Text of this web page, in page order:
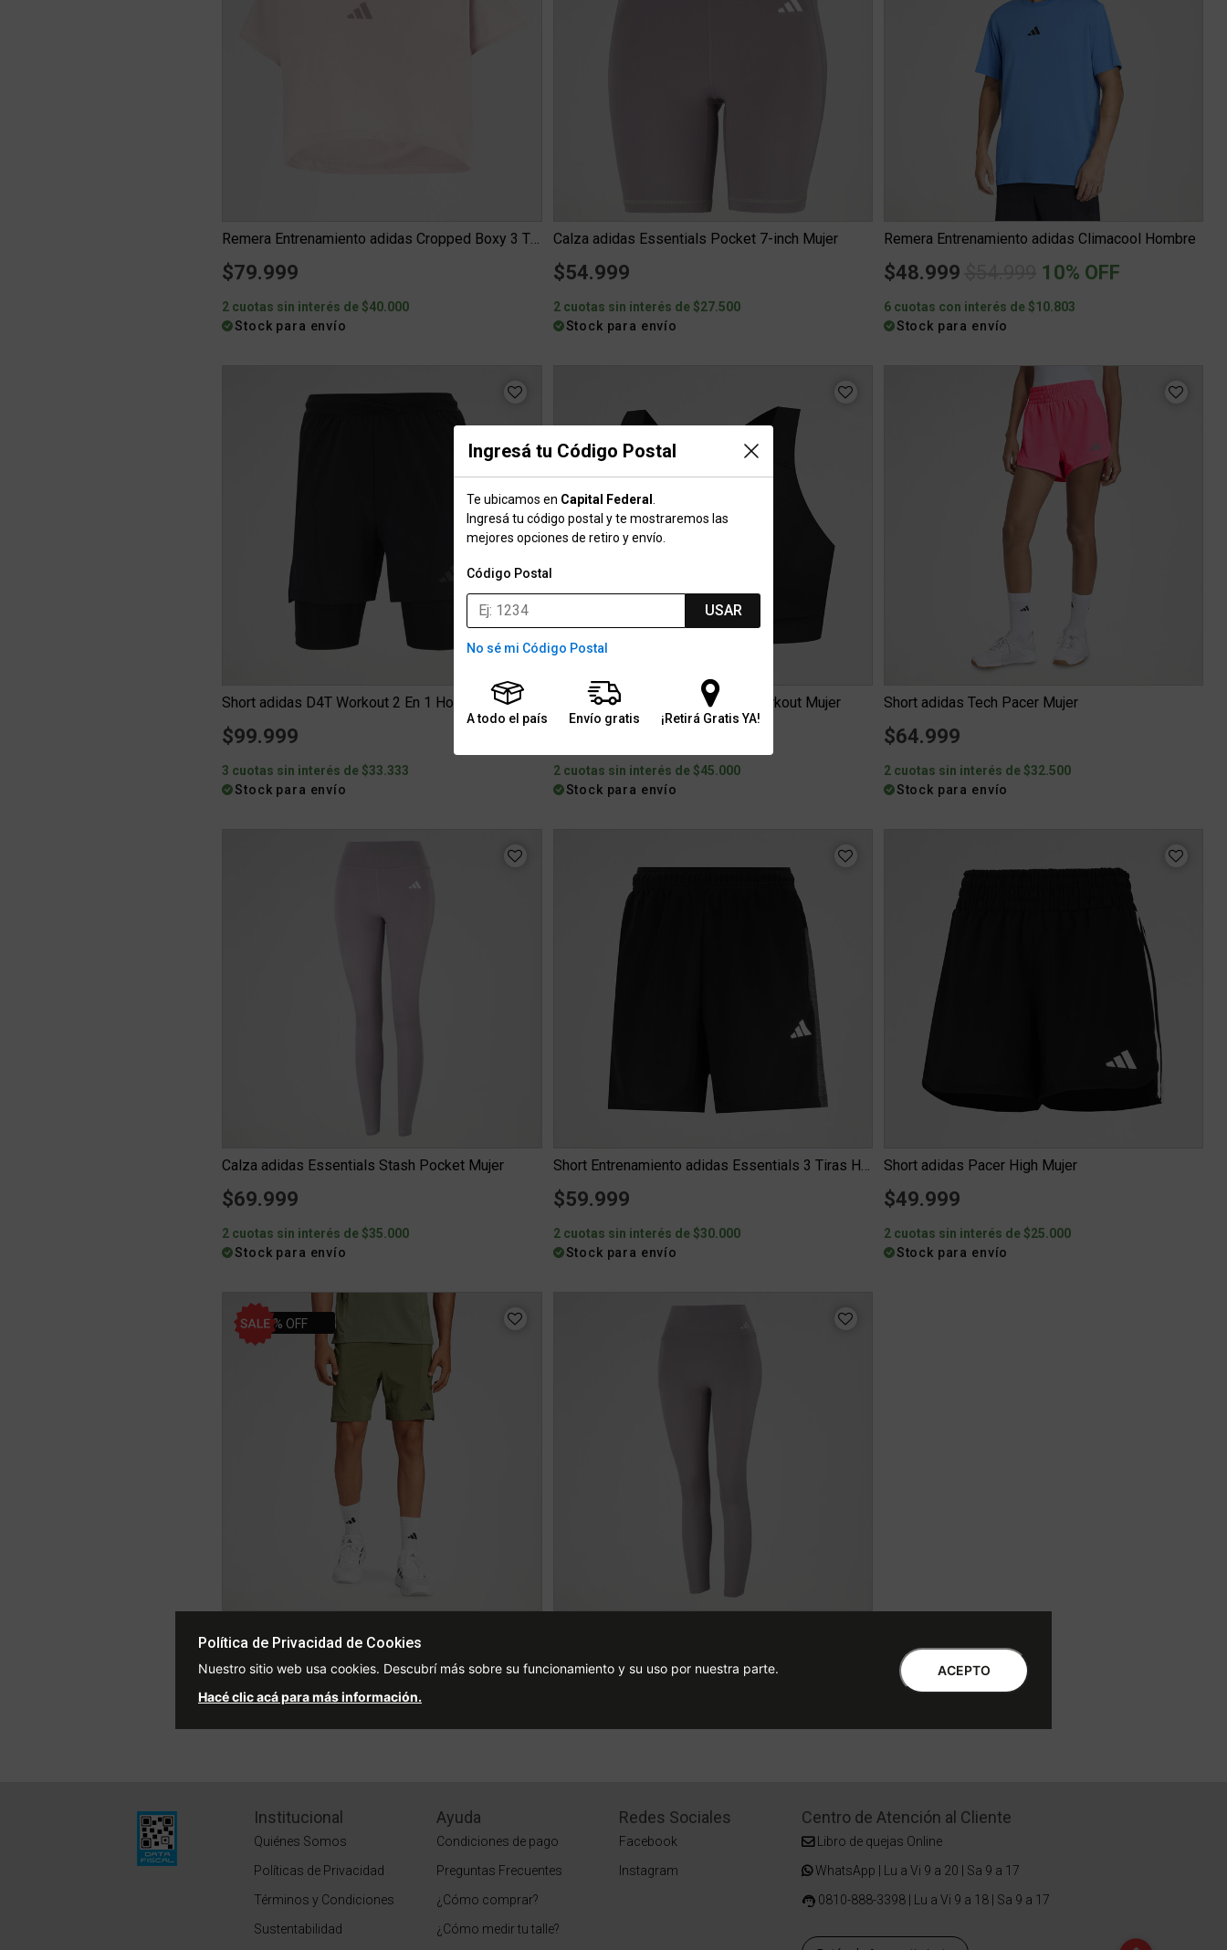
Ingresá tu Código Postal
Te ubicamos en Capital Federal
Ingresá tu código postal y te mostraremos las
mejores opciones de retiro y envío.
Código Postal
USAR
No sé mi Código Postal
A todo el país Envío gratis ¡Retirá Gratis YA!
Remera Entrenamiento adidas Cropped Boxy 3 Tiras Mujer
$79.999
2 cuotas sin interés de $40.000
Stock para envío
Calza adidas Essentials Pocket 7-inch Mujer
$54.999
2 cuotas sin interés de $27.500
Stock para envío
Remera Entrenamiento adidas Climacool Hombre
$48.999 Price reduced from
to
10% OFF
6 cuotas con interés de $10.803
Stock para envío
Short adidas D4T Workout 2 En 1 Hombre
$99.999
3 cuotas sin interés de $33.333
Stock para envío
Top adidas Optime Essentials Workout Mujer
2 cuotas sin interés de $45.000
Stock para envío
Short adidas Tech Pacer Mujer
$64.999
2 cuotas sin interés de $32.500
Stock para envío
Calza adidas Essentials Stash Pocket Mujer
$69.999
2 cuotas sin interés de $35.000
Stock para envío
Short Entrenamiento adidas Essentials 3 Tiras Hombre
$59.999
2 cuotas sin interés de $30.000
Stock para envío
Short adidas Pacer High Mujer
$49.999
2 cuotas sin interés de $25.000
Stock para envío
10% OFF
$66.999 Price reduced from
$74.999to10% OFF
2 cuotas sin interés de $33.500
$89.999
Institucional
Quiénes Somos
Políticas de Privacidad
Términos y Condiciones
Sustentabilidad
Ayuda
Condiciones de pago
Preguntas Frecuentes
¿Cómo comprar?
¿Cómo medir tu talle?
Redes Sociales
Facebook
Instagram
Centro de Atención al Cliente
Libro de quejas Online
WhatsApp | Lu a Vi 9 a 20 | Sa 9 a 17
0810-888-3398 | Lu a Vi 9 a 18 | Sa 9 a 17
Política de Privacidad de Cookies
Nuestro sitio web usa cookies. Descubrí más sobre su funcionamiento y su uso por nuestra parte.
Hacé clic acá para más información.
ACEPTO